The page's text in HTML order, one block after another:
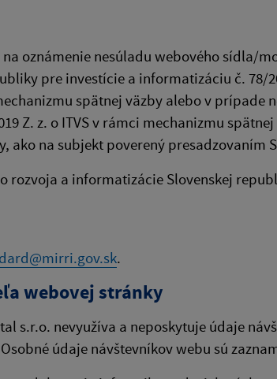
oznámenie nesúladu webového
pre investície a informatizáciu č.
spätnej väzby alebo v
Z. z. o ITVS v rámci mechanizmu
na subjekt poverený presadzovaním
rozvoja a informatizácie Slovenskej
.
webovej stránky
s.r.o. nevyužíva a neposkytuje údaje
údaje návštevníkov webu sú